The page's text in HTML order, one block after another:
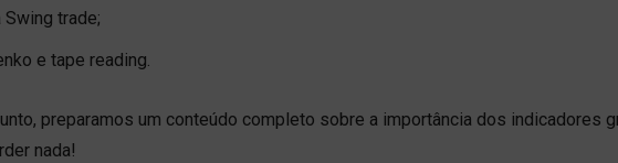
trade;
e tape reading.
preparamos um conteúdo completo sobre a importância dos indicadores
nada!